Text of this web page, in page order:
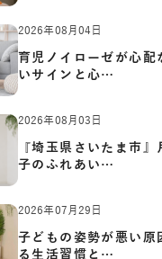
2026年08月04日
育児ノイローゼが心配
いサインと心…
2026年08月03日
『埼玉県さいたま市
子のふれあい…
2026年07月29日
子どもの姿勢が悪い原
る生活習慣と…